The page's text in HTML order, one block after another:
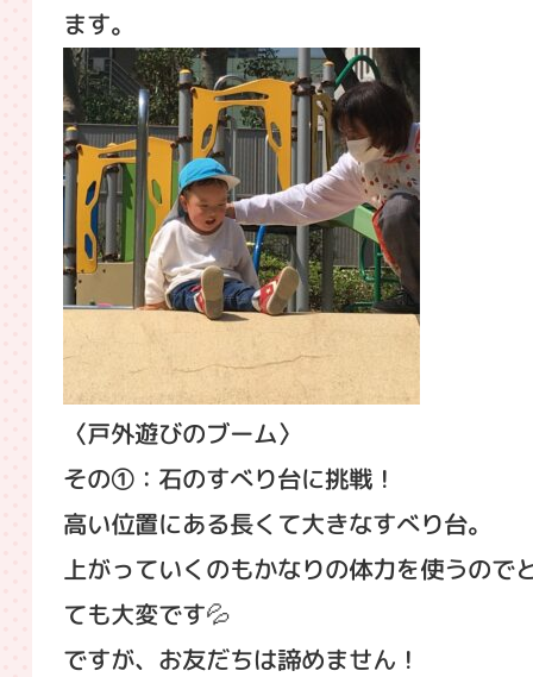
ます。
〈戸外遊びのブーム〉
その①：石のすべり台に挑戦！
高い位置にある長くて大きなすべり台。
上がっていくのもかなりの体力を使うので
ても大変です💦
ですが、お友だちは諦めません！